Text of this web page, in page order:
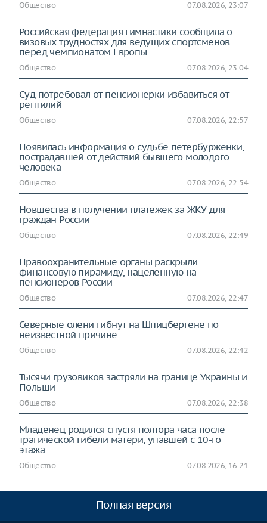
Общество 07.08.2026, 23:07
Российская федерация гимнастики сообщила о
визовых трудностях для ведущих спортсменов
перед чемпионатом Европы
Общество 07.08.2026, 23:04
Суд потребовал от пенсионерки избавиться от
рептилий
Общество 07.08.2026, 22:57
Появилась информация о судьбе петербурженки,
пострадавшей от действий бывшего молодого
человека
Общество 07.08.2026, 22:54
Новшества в получении платежек за ЖКУ для
граждан России
Общество 07.08.2026, 22:49
Правоохранительные органы раскрыли
финансовую пирамиду, нацеленную на
пенсионеров России
Общество 07.08.2026, 22:47
Северные олени гибнут на Шпицбергене по
неизвестной причине
Общество 07.08.2026, 22:42
Тысячи грузовиков застряли на границе Украины и
Польши
Общество 07.08.2026, 22:38
Младенец родился спустя полтора часа после
трагической гибели матери, упавшей с 10-го
этажа
Общество 07.08.2026, 16:21
Полная версия